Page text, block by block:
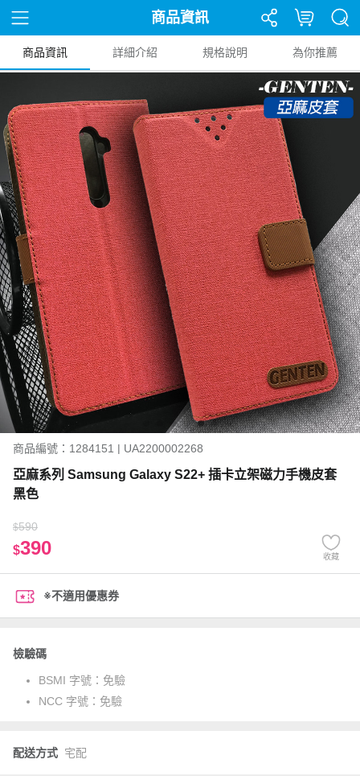
商品資訊
商品資訊 詳細介紹 規格說明 為你推薦
商品編號：1284151 | UA2200002268
亞麻系列 Samsung Galaxy S22+ 插卡立架磁力手機皮套
黑色
$590
$390 收藏
※不適用優惠券
檢驗碼
BSMI 字號： 免驗
NCC 字號： 免驗
配送方式 宅配